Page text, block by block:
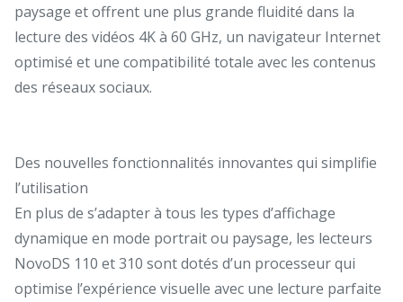
paysage et offrent une plus grande fluidité dans la
lecture des vidéos 4K à 60 GHz, un navigateur Internet
optimisé et une compatibilité totale avec les contenus
des réseaux sociaux.
Des nouvelles fonctionnalités innovantes qui simplifie
l’utilisation
En plus de s’adapter à tous les types d’affichage
dynamique en mode portrait ou paysage, les lecteurs
NovoDS 110 et 310 sont dotés d’un processeur qui
optimise l’expérience visuelle avec une lecture parfaite